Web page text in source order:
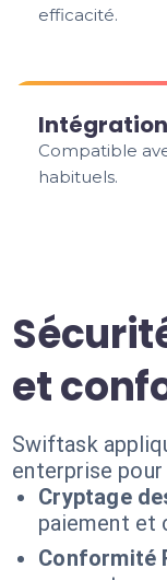
efficacité.
Compatible
habituels.
et
Swiftask
enterprise
Cryptage
paiement et
Conformité